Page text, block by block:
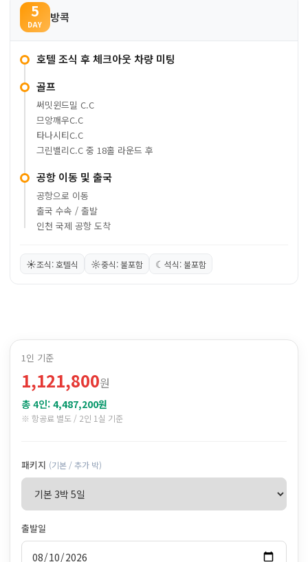
5
DAY
방콕
호텔 조식 후 체크아웃 차량 미팅
골프
써밋윈드밀 C.C
므앙깨우C.C
타나시티C.C
그린밸리C.C 중 18홀 라운드 후
공항 이동 및 출국
공항으로 이동
출국 수속 / 출발
인천 국제 공항 도착
☀조식: 호텔식 ☼중식: 불포함 ☾ 석식: 불포함
1인 기준
1,121,800원
총 4인: 4,487,200원
※ 항공료 별도 / 2인 1실 기준
패키지 (기본 / 추가 박)
출발일